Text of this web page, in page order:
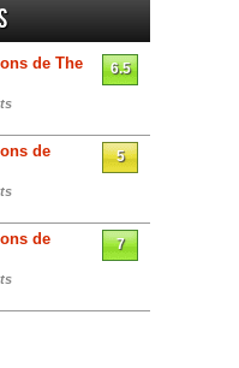
de The
6.5
de
5
de
7